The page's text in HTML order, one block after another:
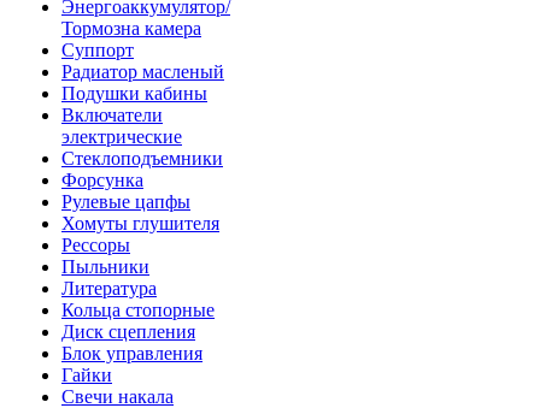
Энергоаккумулятор/
Тормозна камера
Суппорт
Радиатор масленый
Подушки кабины
Включатели
электрические
Стеклоподъемники
Форсунка
Рулевые цапфы
Хомуты глушителя
Рессоры
Пыльники
Литература
Кольца стопорные
Диск сцепления
Блок управления
Гайки
Свечи накала